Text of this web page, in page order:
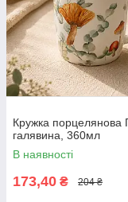
Кружка порцелянова
галявина, 360мл
В наявності
173,40 ₴ 204 ₴